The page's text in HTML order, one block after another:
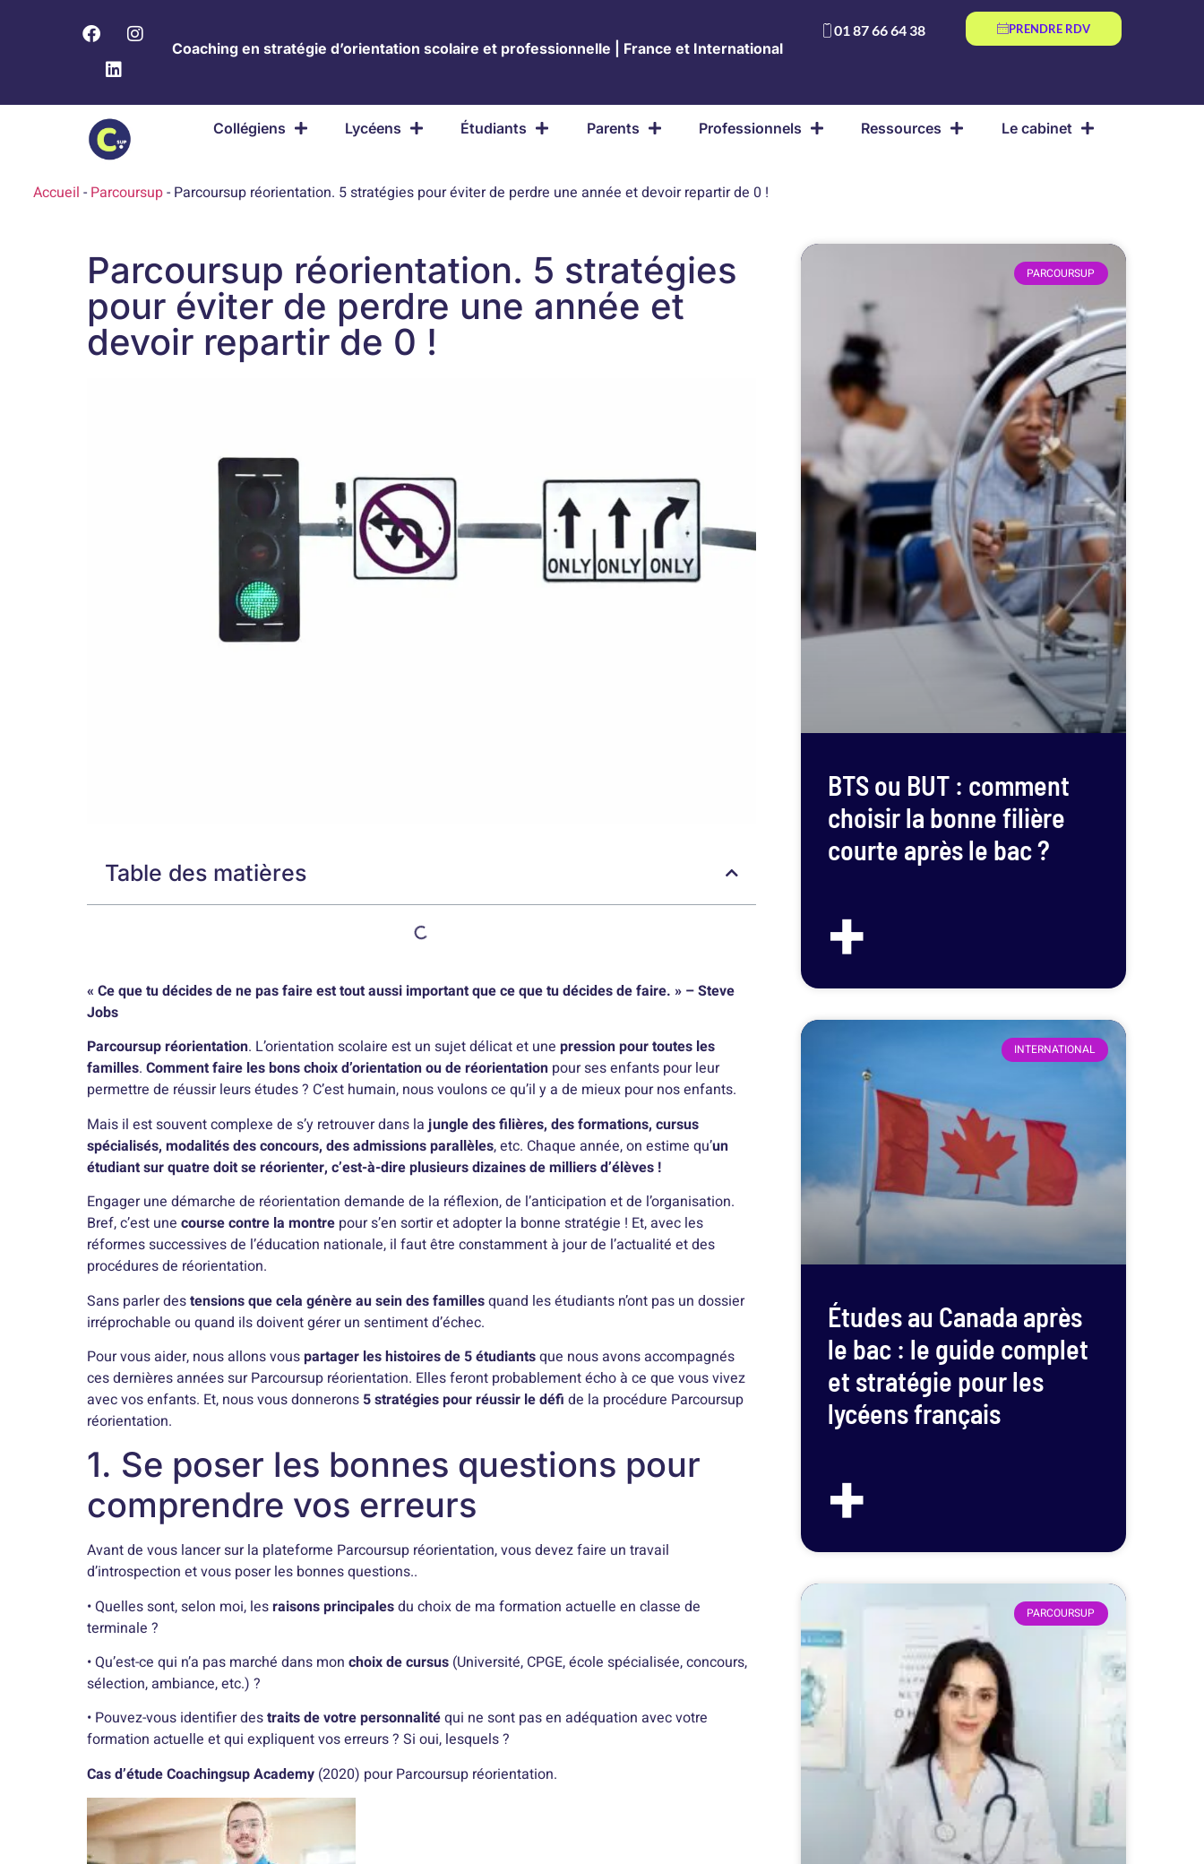
Coaching en stratégie d’orientation scolaire et professionnelle | France et International
01 87 66 64 38 PRENDRE RDV
Collégiens Lycéens Étudiants Parents Professionnels Ressources Le cabinet
Accueil - Parcoursup- Parcoursup réorientation. 5 stratégies pour éviter de perdre une année et devoir repartir de 0 !
Parcoursup réorientation. 5 stratégies
pour éviter de perdre une année et
devoir repartir de 0 !
Table des matières
« Ce que tu décides de ne pas faire est tout aussi important que ce que tu décides de faire. » – Steve
Jobs
Parcoursup réorientation. L’orientation scolaire est un sujet délicat et unepression pour toutes les
familles.Comment faire les bons choix d’orientation ou de réorientation pour ses enfants pour leur
permettre de réussir leurs études ? C’est humain, nous voulons ce qu’il y a de mieux pour nos enfants.
Mais il est souvent complexe de s’y retrouver dans la jungle des filières, des formations, cursus
spécialisés, modalités des concours, des admissions parallèles, etc. Chaque année, on estime qu’un
étudiant sur quatre doit se réorienter, c’est-à-dire plusieurs dizaines de milliers d’élèves !
Engager une démarche de réorientation demande de la réflexion, de l’anticipation et de l’organisation.
Bref, c’est unecourse contre la montre pour s’en sortir et adopter la bonne stratégie ! Et, avec les
réformes successives de l’éducation nationale, il faut être constamment à jour de l’actualité et des
procédures de réorientation.
Sans parler destensions que cela génère au sein des famillesquand les étudiants n’ont pas un dossier
irréprochable ou quand ils doivent gérer un sentiment d’échec.
Pour vous aider, nous allons vouspartager les histoires de 5 étudiantsque nous avons accompagnés
ces dernières années sur Parcoursup réorientation. Elles feront probablement écho à ce que vous vivez
avec vos enfants. Et, nous vous donnerons 5 stratégies pour réussir le défide la procédure Parcoursup
réorientation.
1. Se poser les bonnes questions pour
comprendre vos erreurs
Avant de vous lancer sur la plateforme Parcoursup réorientation, vous devez faire un travail
d’introspection et vous poser les bonnes questions..
• Quelles sont, selon moi, lesraisons principalesdu choix de ma formation actuelle en classe de
terminale ?
• Qu’est-ce qui n’a pas marché dans monchoix de cursus (Université, CPGE, école spécialisée, concours,
sélection, ambiance, etc.) ?
• Pouvez-vous identifier destraits de votre personnalitéqui ne sont pas en adéquation avec votre
formation actuelle et qui expliquent vos erreurs ? Si oui, lesquels ?
Cas d’étude Coachingsup Academy (2020) pour Parcoursup réorientation.
PARCOURSUP
BTS ou BUT : comment
choisir la bonne filière
courte après le bac ?
+
INTERNATIONAL
Études au Canada après
le bac : le guide complet
et stratégie pour les
lycéens français
+
PARCOURSUP